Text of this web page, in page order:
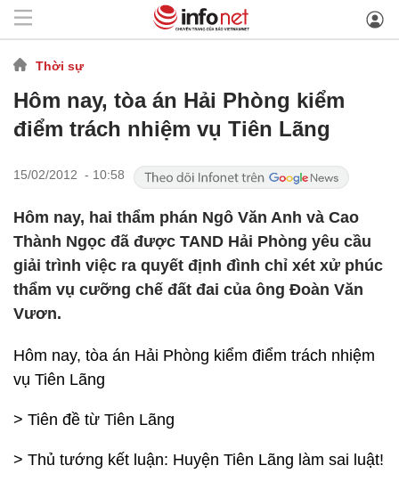
Thời sự
Hôm nay, tòa án Hải Phòng kiểm
điểm trách nhiệm vụ Tiên Lãng
15/02/2012 - 10:58
Hôm nay, hai thẩm phán Ngô Văn Anh và Cao
Thành Ngọc đã được TAND Hải Phòng yêu cầu
giải trình việc ra quyết định đình chỉ xét xử phúc
thẩm vụ cưỡng chế đất đai của ông Đoàn Văn
Vươn.
Hôm nay, tòa án Hải Phòng kiểm điểm trách nhiệm
vụ Tiên Lãng
> Tiên đề từ Tiên Lãng
> Thủ tướng kết luận: Huyện Tiên Lãng làm sai luật!